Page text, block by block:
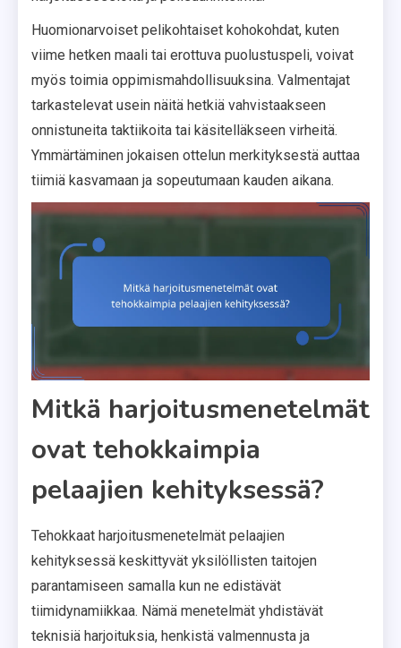
Huomionarvoiset pelikohtaiset kohokohdat, kuten
viime hetken maali tai erottuva puolustuspeli, voivat
myös toimia oppimismahdollisuuksina. Valmentajat
tarkastelevat usein näitä hetkiä vahvistaakseen
onnistuneita taktiikoita tai käsitelläkseen virheitä.
Ymmärtäminen jokaisen ottelun merkityksestä auttaa
tiimiä kasvamaan ja sopeutumaan kauden aikana.
Mitkä harjoitusmenetelmät
ovat tehokkaimpia
pelaajien kehityksessä?
Tehokkaat harjoitusmenetelmät pelaajien
kehityksessä keskittyvät yksilöllisten taitojen
parantamiseen samalla kun ne edistävät
tiimidynamiikkaa. Nämä menetelmät yhdistävät
teknisiä harjoituksia, henkistä valmennusta ja